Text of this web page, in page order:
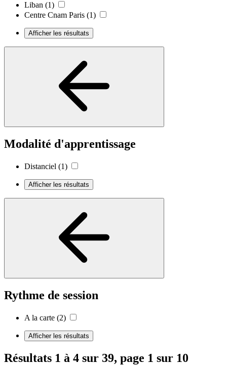
Liban (1)
Centre Cnam Paris (1)
Afficher les résultats
Modalité d'apprentissage
Distanciel (1)
Afficher les résultats
Rythme de session
A la carte (2)
Afficher les résultats
Résultats 1 à 4 sur 39, page 1 sur 10